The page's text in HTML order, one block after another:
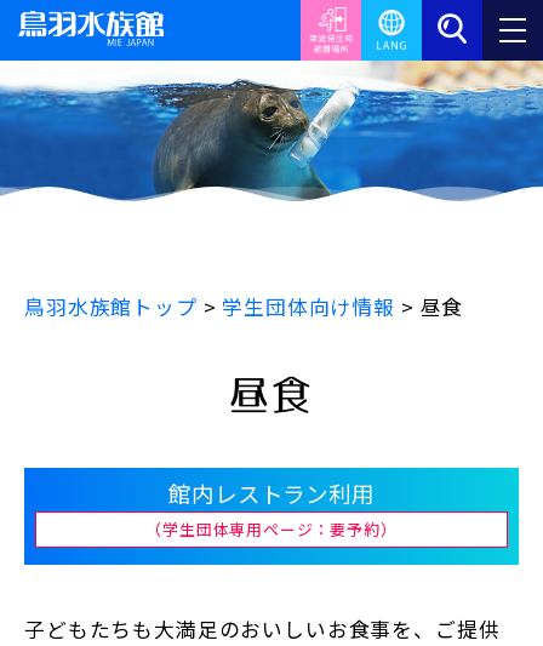
鳥羽水族館トップ > 学生団体向け情報 > 昼食
昼食
館内レストラン利用
（学生団体専用ページ：要予約）
子どもたちも大満足のおいしいお食事を、ご提供